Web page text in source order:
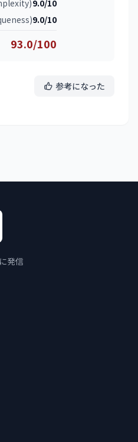
9.0/10
9.0/10
93.0/100
参考になった
発信